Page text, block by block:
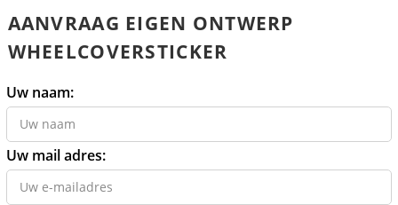
AANVRAAG EIGEN ONTWERP
WHEELCOVERSTICKER
Uw naam:
Uw mail adres: